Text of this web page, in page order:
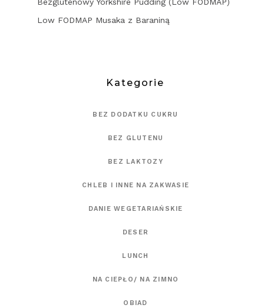
Bezglutenowy Yorkshire Pudding (Low FODMAP)
Low FODMAP Musaka z Baraniną
Kategorie
BEZ DODATKU CUKRU
BEZ GLUTENU
BEZ LAKTOZY
CHLEB I INNE NA ZAKWASIE
DANIE WEGETARIAŃSKIE
DESER
LUNCH
NA CIEPŁO/ NA ZIMNO
OBIAD